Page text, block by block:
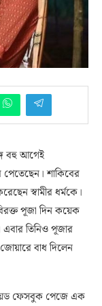
বহু আগেই
পেতেছেন। শাকিবের
স্বামীর ধর্মকে।
পূজা দিন কয়েক
তিনিও পূজার
বাধ দিলেন
ফেসবুক পেজে এক